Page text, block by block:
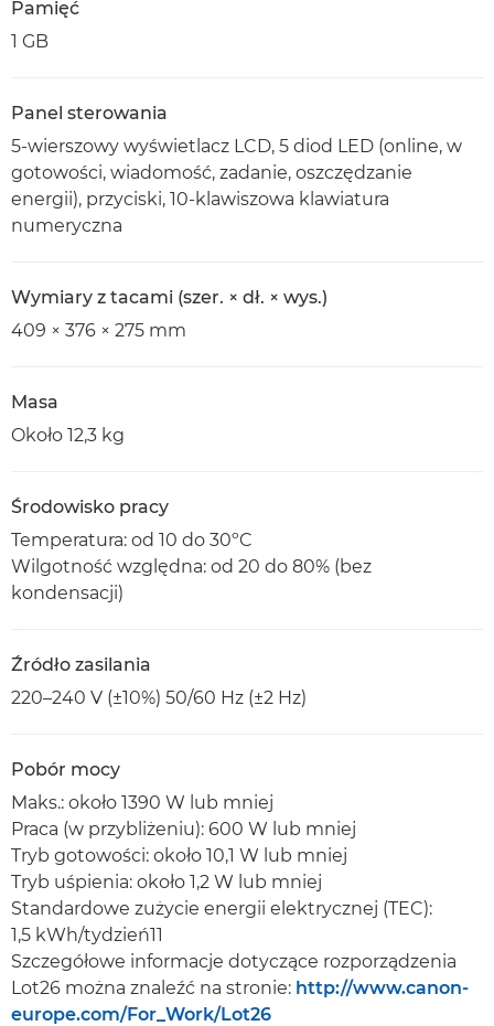
Pamięć
1 GB
Panel sterowania
5-wierszowy wyświetlacz LCD, 5 diod LED (online, w
gotowości, wiadomość, zadanie, oszczędzanie
energii), przyciski, 10-klawiszowa klawiatura
numeryczna
Wymiary z tacami (szer. × dł. × wys.)
409 × 376 × 275 mm
Masa
Około 12,3 kg
Środowisko pracy
Temperatura: od 10 do 30ºC
Wilgotność względna: od 20 do 80% (bez
kondensacji)
Źródło zasilania
220–240 V (±10%) 50/60 Hz (±2 Hz)
Pobór mocy
Maks.: około 1390 W lub mniej
Praca (w przybliżeniu): 600 W lub mniej
Tryb gotowości: około 10,1 W lub mniej
Tryb uśpienia: około 1,2 W lub mniej
Standardowe zużycie energii elektrycznej (TEC):
1,5 kWh/tydzień11
Szczegółowe informacje dotyczące rozporządzenia
Lot26 można znaleźć na stronie: http://www.canon-
europe.com/For_Work/Lot26